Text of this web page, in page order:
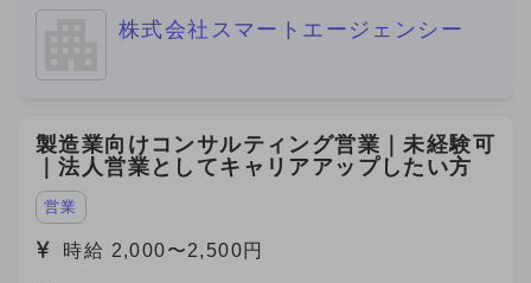
株式会社スマートエージェンシー
製造業向けコンサルティング営業｜未経験可
｜法人営業としてキャリアアップしたい方
営業
時給 2,000〜2,500円